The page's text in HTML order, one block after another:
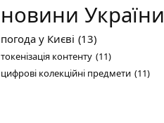
новини України
погода у Києві (13)
токенізація контенту (11)
цифрові колекційні предмети (11)